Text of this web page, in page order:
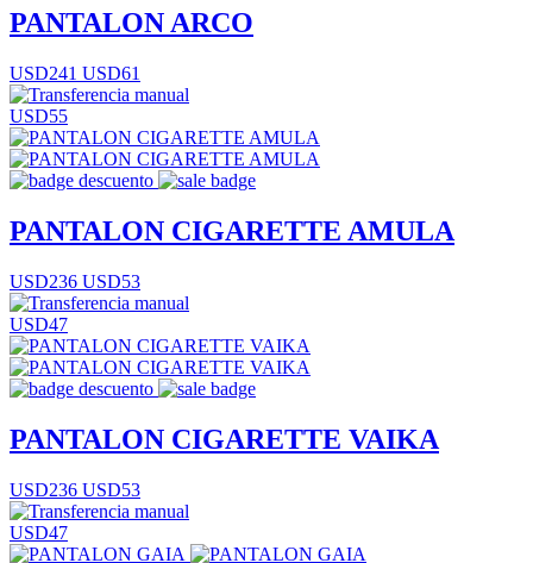
PANTALON ARCO
USD241 USD61
USD55
PANTALON CIGARETTE AMULA
USD236 USD53
USD47
PANTALON CIGARETTE VAIKA
USD236 USD53
USD47